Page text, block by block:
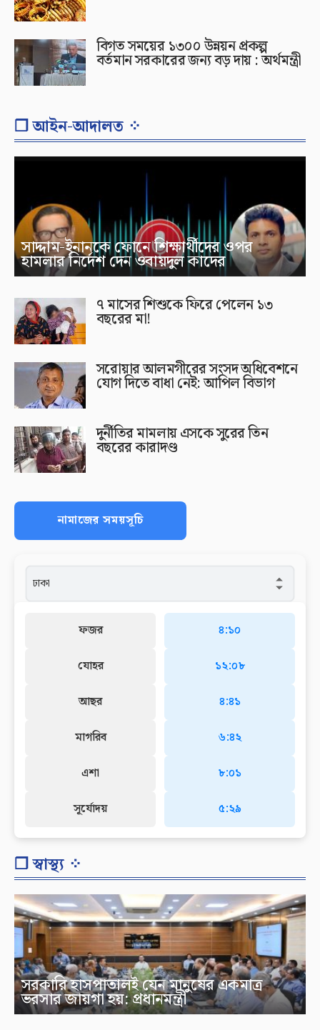
বিগত সময়ের ১৩০০ উন্নয়ন প্রকল্প
বর্তমান সরকারের জন্য বড় দায় : অর্থমন্ত্রী
❐ আইন-আদালত ⁘
সাদ্দাম-ইনানকে ফোনে শিক্ষার্থীদের ওপর
হামলার নির্দেশ দেন ওবায়দুল কাদের
৭ মাসের শিশুকে ফিরে পেলেন ১৩
বছরের মা!
সরোয়ার আলমগীরের সংসদ অধিবেশনে
যোগ দিতে বাধা নেই: আপিল বিভাগ
দুর্নীতির মামলায় এসকে সুরের তিন
বছরের কারাদণ্ড
নামাজের সময়সূচি
ফজর
যোহর
আছর
মাগরিব
এশা
সূর্যোদয়
৪:১০
১২:০৮
৪:৪১
৬:৪২
৮:০১
৫:২৯
❐ স্বাস্থ্য ⁘
সরকারি হাসপাতালই যেন মানুষের একমাত্র
ভরসার জায়গা হয়: প্রধানমন্ত্রী